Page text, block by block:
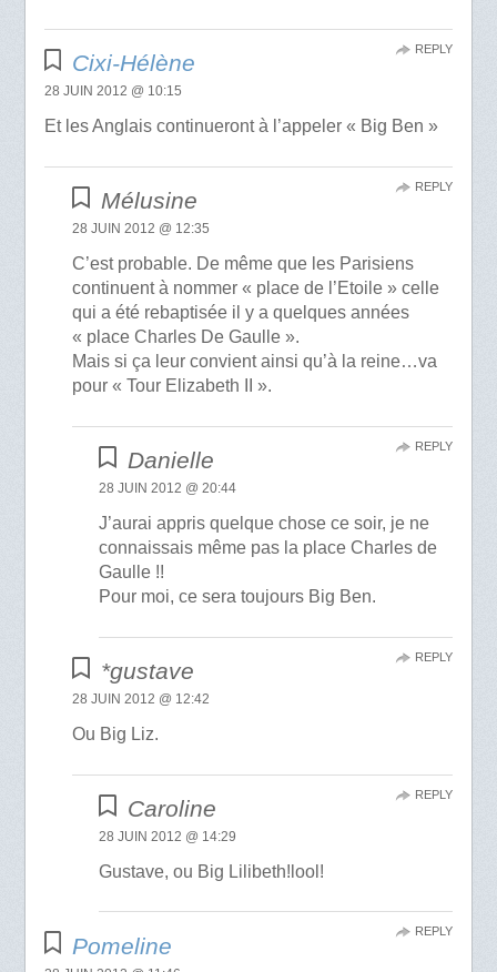
Cixi-Hélène
28 JUIN 2012 @ 10:15
Et les Anglais continueront à l’appeler « Big Ben »
REPLY
Mélusine
28 JUIN 2012 @ 12:35
C’est probable. De même que les Parisiens
continuent à nommer « place de l’Etoile » celle
qui a été rebaptisée il y a quelques années
« place Charles De Gaulle ».
Mais si ça leur convient ainsi qu’à la reine…va
pour « Tour Elizabeth II ».
REPLY
Danielle
28 JUIN 2012 @ 20:44
J’aurai appris quelque chose ce soir, je ne
connaissais même pas la place Charles de
Gaulle !!
Pour moi, ce sera toujours Big Ben.
REPLY
*gustave
28 JUIN 2012 @ 12:42
Ou Big Liz.
REPLY
Caroline
28 JUIN 2012 @ 14:29
Gustave, ou Big Lilibeth!lool!
REPLY
Pomeline
REPLY